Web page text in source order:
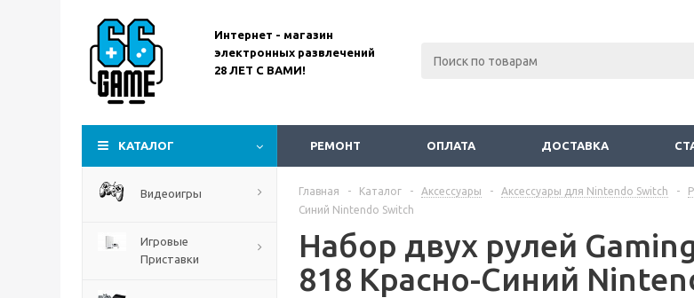
Интернет - магазин
электронных развлечений
28 ЛЕТ С ВАМИ!
КАТАЛОГ РЕМОНТ ОПЛАТА ДОСТАВКА
Видеоигры
Игровые
Приставки
Главная - Каталог - Аксессуары - Аксессуары для Nintendo Switch -
Синий Nintendo Switch
Набор двух рулей
818 Красно-Синий